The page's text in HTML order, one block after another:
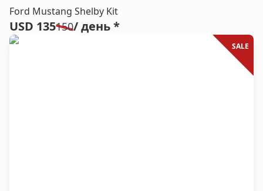
Ford Mustang Shelby Kit
USD 135150/ день *
SALE